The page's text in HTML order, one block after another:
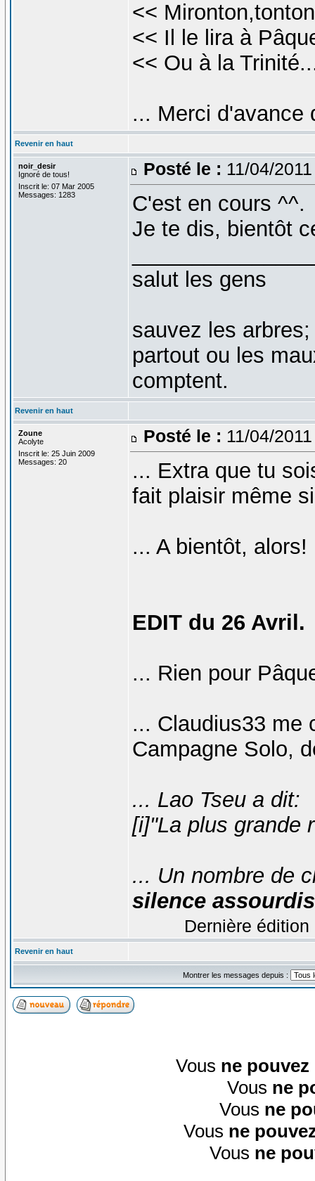
<<
<< Il le lira à
<< Ou à la
... Merci
Revenir en haut
noir_desir
Ignoré de tous!
Inscrit le: 07 Mar 2005
Messages: 1283
Posté le : 11/04/
C'est en cours ^^.
Je te dis, bientôt
salut les gens
sauvez les
partout ou les
comptent.
Revenir en haut
Zoune
Acolyte
Inscrit le: 25 Juin 2009
Messages: 20
Posté le : 11/04/
... Extra que tu
fait plaisir même
... A bientôt, alors!
EDIT du 26 Avril.
... Rien pour
... Claudius33 me
Campagne Solo,
... Lao Tseu a dit:
[i]"La plus grande
... Un nombre de
silence
Dernière
Revenir en haut
Montrer les messages depuis :
Vous ne pouvez
Vous ne
Vous ne
Vous ne
Vous ne